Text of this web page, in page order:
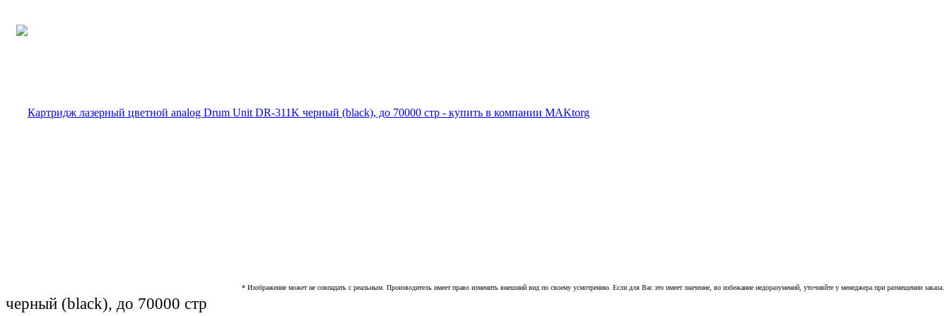
* Изображение может не совпадать с реальным. Производитель имеет право изменить внешний вид по своему усмотрению. Если для Вас это имеет значение, во избежание недоразумений, уточняйте у менеджера при размещении заказа.
черный (black), до 70000 стр